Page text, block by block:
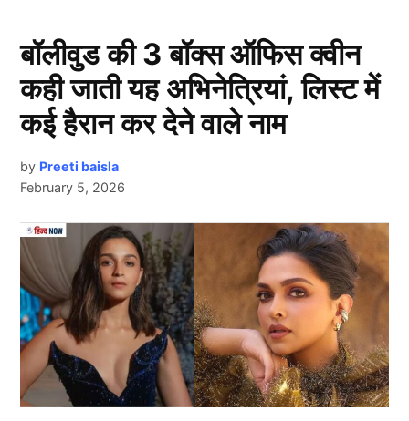
इस कलियुगी समय में कुछ ही संभव है। ऐसे ही असम्भव से काम
को इस महिला ने संभव (Viral News) कर दिया है। एक 52
वर्षीय महिला पति और बच्चों को छोड़कर प्रेमी पोते के साथ भाग
गई। फिर दोनों ने शादी कर ली। महिला की यह तीसरी शादी है।
जानकारी के मुताबिक दस दिन पहले बसखारी थाना क्षेत्र के
प्रतापपुर बेलवरिया दलित बस्ती में रहने वाली चार बच्चों की मां
Next Article
बॉलीवुड की 3 बॉक्स ऑफिस क्वीन
कही जाती यह अभिनेत्रियां, लिस्ट में
कई हैरान कर देने वाले नाम
by Preeti baisla
February 5, 2026